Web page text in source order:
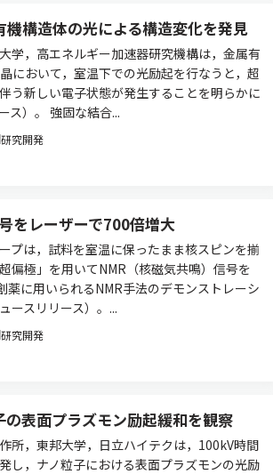
機構造体の光による構造変化を発見
学，⾼エネルギー加速器研究機構は，金属有
において，室温下での光励起を行なうと，超
う新しい電子状態が発生することを明らかに
ス）。 強固な結合...
研究開発
をレーザーで700倍増大
プは，試料を室温に保ったまま核スピンを揃
偏極」を用いてNMR（核磁気共鳴）信号を
薬に用いられるNMR手法のデモンストレーシ
ースリリース）。...
研究開発
の表面プラズモン励起緩和を観察
所，東邦大学，日立ハイテクは，100kV時間
し，ナノ粒子における表面プラズモンの光励